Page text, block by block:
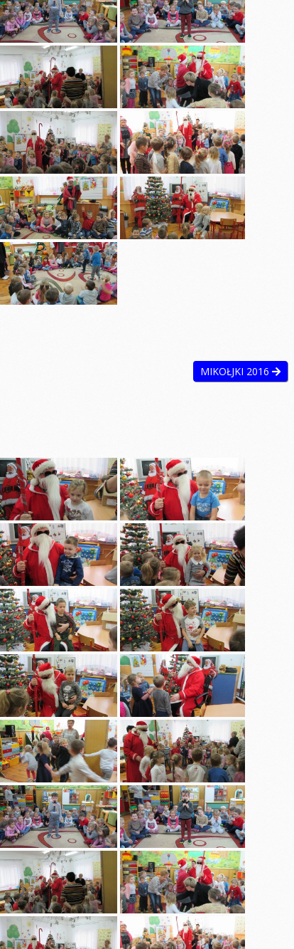
u
dla ptaków
„Czerwony
Dzień
na ty
–
ptaki
konkurs
ciastoliną
Dzień Ziemi
Sadzonki
Eksperymenty
Dzień Kobiet
Walentynki Jeżyki
Dokarmianie
ptaków
Jasełka 2023
Dzień świadomości
autyzmu
Wiosenne sadzenie
Eksperymenty
Pierwszy dzień
wiosny
DZIEŃ KOBIET
Wielkanocne
szaleństwo
Matematyka u
Jeżyków
Wigilia u Jeżyków
Mikołajki
Dzień pluszowego
misia
Dzień piżamy
Jesienny obraz
Dzień chłopaka
Zabawy z darami
jesieni
Powitanie Jesieni
Dzień przedszkolaka
Pajęczyna przyjaźni
Nasze zasady
Rytmika
Dzień Dziecka
ŚWIĘTO
KONSTYTUCJI 3 MAJA
Dzień Tańca
Dzień sportu
Dzień drzewa
Dzień Misia
Powitanie Jesieni
Dzień chłopaka
Dzień Przedszkolaka
Jasełka 2023
Pieczenie babeczek
Dzień świadomości
autyzmu
Fasola w różnych
odsłonach
Pierwszy Dzień
Wiosny
Dzień Kobiet
Praca plastyczna
Wigilia- Misie
Mikołajki
Dzień Pluszowego
Misia
Idzie jesień… z
deszczem
Malowanie na mleku
Ścieżka sensoryczna
Dzień chłopaka
Pierwszy dzień
jesieni
Poznajemy się
Dni otwarte
RYTMIKA
Dzień Dziecka
Dzień flagi
Dzień tańca
Dzień Ziemi
Dzień sportu
MALOWANIE NA
MLEKU
Dzień zdrowia misie
Światowy Dzień
MIKOŁJKI 2016